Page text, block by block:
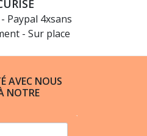
Paypal 4xsans
- Sur place
AVEC NOUS
NOTRE